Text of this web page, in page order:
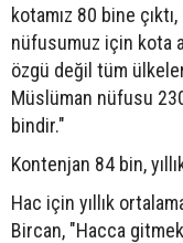
kotamız 80 bine
nüfusumuz için kota
özgü değil tüm
Müslüman nüfusu
bindir."
Kontenjan 84 bin,
Hac için yıllık
Bircan, "Hacca